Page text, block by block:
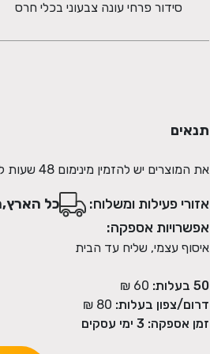
סידור פרחי עונה צבעוני בכלי חרס
תנאים
את המוצרים יש להזמין מינימום 48 שעות לפני האספקה
אזורי פעילות ומשלוח:
כל
אפשרויות אספקה:
איסוף עצמי, שליח עד הבית
50 בעלות:
דרום/צפון בעלות:
זמן אספקה: 3 ימי עסקים